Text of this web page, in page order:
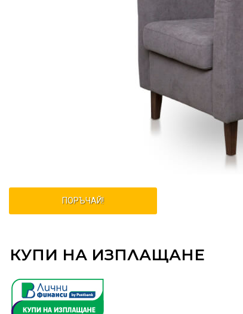
ПОРЪЧАЙ!
КУПИ НА ИЗПЛАЩАНЕ